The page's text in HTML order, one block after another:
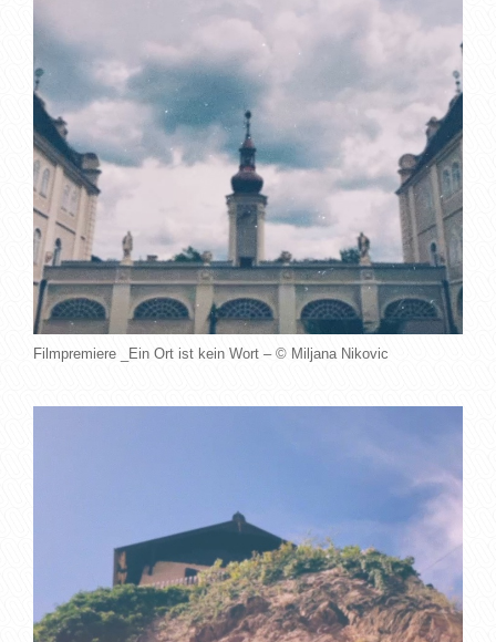
Filmpremiere _Ein Ort ist kein Wort – © Miljana Nikovic